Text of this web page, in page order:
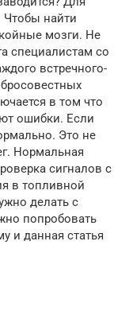
Чтобы найти
мозги. Не
специалистам со
встречного-
в том что
ошибки. Если
Это не
Нормальная
сигналов с
в топливной
делать с
попробовать
и данная статья